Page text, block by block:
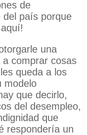
de
del país porque
una
a comprar cosas
queda a los
modelo
que decirlo,
del desempleo,
que
respondería un